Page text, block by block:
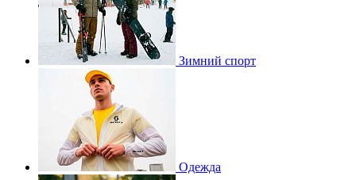
Зимний спорт
Одежда